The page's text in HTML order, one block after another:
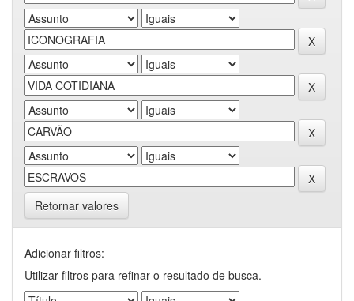
Retornar valores
Adicionar filtros:
Utilizar filtros para refinar o resultado de busca.